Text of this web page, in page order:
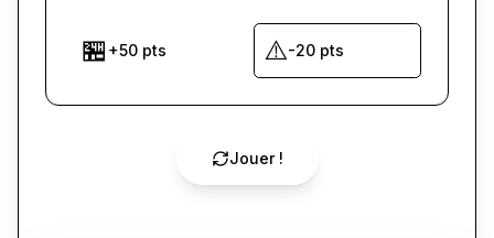
🏪 +50 pts ⚠️-20 pts
Jouer !